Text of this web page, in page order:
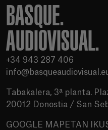
BASQUE.
AUDIOVISUAL.
+34 943 287 406
Tabakalera, 3ª planta.
20012 Donostia / San
GOOGLE MAPETAN